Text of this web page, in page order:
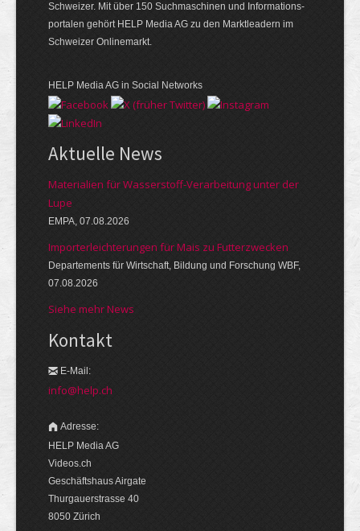
Schweizer. Mit über 150 Suchmaschinen und Informations­
portalen gehört HELP Media AG zu den Marktleadern im
Schweizer Onlinemarkt.
HELP Media AG in Social Networks
Aktuelle News
Materialien für Wasserstoff-Verarbeitung unter der
Lupe
EMPA, 07.08.2026
Importerleichterungen für Mais zu Futterzwecken
Departements für Wirtschaft, Bildung und Forschung WBF,
07.08.2026
Siehe mehr News
Kontakt
E-Mail:
info@help.ch
Adresse:
HELP Media AG
Videos.ch
Geschäftshaus Airgate
Thurgauerstrasse 40
8050 Zürich